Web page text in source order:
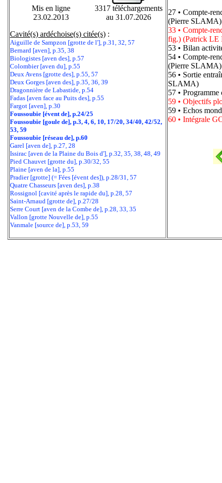
Mis en ligne
3317 téléchargements
23.02.2013
au 31.07.2026
Cavité(s) ardéchoise(s) citée(s) :
Aiguille de Sampzon [grotte de l'], p.31, 32, 57
Bernard [aven], p.35, 38
Biologistes [aven des], p.57
Colombier [aven du], p.55
Deux Avens [grotte des], p.55, 57
Deux Gorges [aven des], p.35, 36, 39
Dragonnière de Labastide, p.54
Fadas [aven face au Puits des], p.55
Fargot [aven], p.30
Foussoubie [évent de], p.24/25
Foussoubie [goule de], p.3, 4, 6, 10, 17/20, 34/40, 42/52,
53, 59
Foussoubie [réseau de], p.60
Garel [aven de], p.27, 28
Issirac [aven de la Plaine du Bois d'], p.32, 35, 38, 48, 49
Pied Chauvet [grotte du], p.30/32, 55
Plaine [aven de la], p.55
Pradier [grotte] (= Fées [évent des]), p.28/31, 57
Quatre Chasseurs [aven des], p.38
Rossignol [cavité après le rapide du], p.28, 57
Saint-Arnaud [grotte de], p.27/28
Serre Court [aven de la Combe de], p.28, 33, 35
Vallon [grotte Nouvelle de], p.55
Vanmale [source de], p.53, 59
27 • Compte-
(Pierre SLAMA)
33 • Compte-
fig.) (Patrick LE
53 • Bilan
54 • Compte-
(Pierre SLAMA)
56 • Sortie
SLAMA)
57 •
59 • Objectifs
59 • Echos
60 • Intégrale